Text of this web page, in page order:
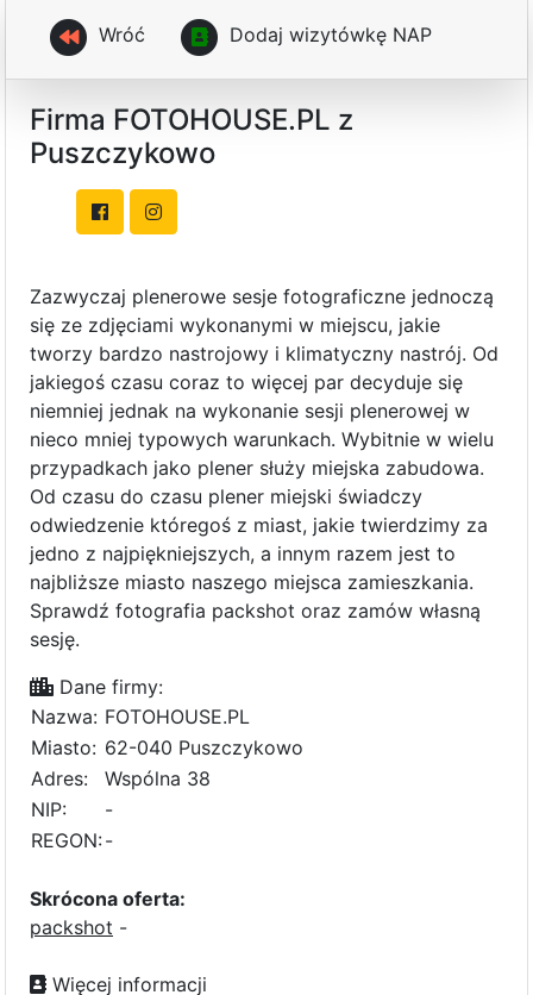
Wróć Dodaj wizytówkę NAP
Firma FOTOHOUSE.PL z
Puszczykowo
Zazwyczaj plenerowe sesje fotograficzne jednoczą
się ze zdjęciami wykonanymi w miejscu, jakie
tworzy bardzo nastrojowy i klimatyczny nastrój. Od
jakiegoś czasu coraz to więcej par decyduje się
niemniej jednak na wykonanie sesji plenerowej w
nieco mniej typowych warunkach. Wybitnie w wielu
przypadkach jako plener służy miejska zabudowa.
Od czasu do czasu plener miejski świadczy
odwiedzenie któregoś z miast, jakie twierdzimy za
jedno z najpiękniejszych, a innym razem jest to
najbliższe miasto naszego miejsca zamieszkania.
Sprawdź fotografia packshot oraz zamów własną
sesję.
Dane firmy:
Nazwa: FOTOHOUSE.PL
Miasto: 62-040 Puszczykowo
Adres:
Wspólna 38
NIP:
-
REGON:-
Skrócona oferta:
packshot -
Więcej informacji